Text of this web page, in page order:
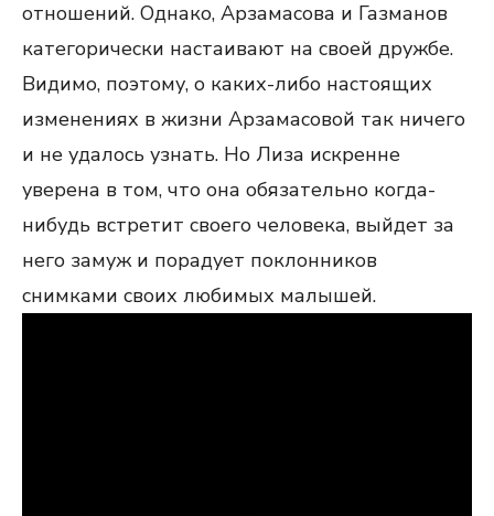
отношений. Однако, Арзамасова и Газманов
категорически настаивают на своей дружбе.
Видимо, поэтому, о каких-либо настоящих
изменениях в жизни Арзамасовой так ничего
и не удалось узнать. Но Лиза искренне
уверена в том, что она обязательно когда-
нибудь встретит своего человека, выйдет за
него замуж и порадует поклонников
снимками своих любимых малышей.